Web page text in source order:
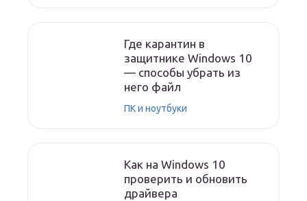
Где карантин в
защитнике Windows 10
— способы убрать из
него файл
ПК и ноутбуки
Как на Windows 10
проверить и обновить
драйвера